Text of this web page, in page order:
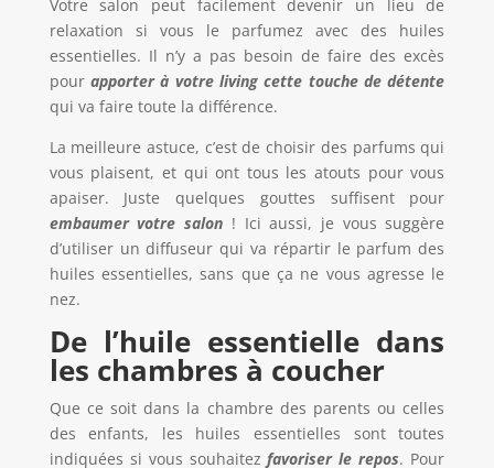
Votre salon peut facilement devenir un lieu de
relaxation si vous le parfumez avec des huiles
essentielles. Il n’y a pas besoin de faire des excès
pourapporterà votre living cette touche de détente
qui va faire toute la différence.
La meilleure astuce, c’est de choisir des parfums qui
vous plaisent, et qui ont tous les atouts pour vous
apaiser. Juste quelques gouttes suffisent pour
embaumer votre salon ! Ici aussi, je vous suggère
d’utiliser un diffuseur qui va répartir le parfum des
huiles essentielles, sans que ça ne vous agresse le
nez.
De l’huile essentielle dans
les chambres à coucher
Que ce soit dans la chambre des parents ou celles
des enfants, les huiles essentielles sont toutes
indiquées si vous souhaitezfavoriser le repos. Pour